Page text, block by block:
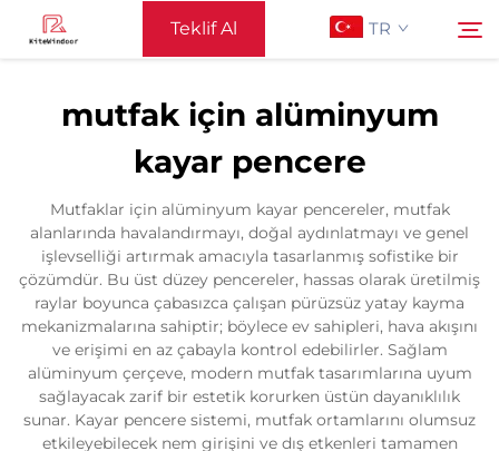
Teklif Al TR
Destek
Ürünler
Uygulama
Haberler
mutfak için alüminyum
kayar pencere
Mutfaklar için alüminyum kayar pencereler, mutfak
alanlarında havalandırmayı, doğal aydınlatmayı ve genel
işlevselliği artırmak amacıyla tasarlanmış sofistike bir
çözümdür. Bu üst düzey pencereler, hassas olarak üretilmiş
raylar boyunca çabasızca çalışan pürüzsüz yatay kayma
mekanizmalarına sahiptir; böylece ev sahipleri, hava akışını
ve erişimi en az çabayla kontrol edebilirler. Sağlam
alüminyum çerçeve, modern mutfak tasarımlarına uyum
sağlayacak zarif bir estetik korurken üstün dayanıklılık
sunar. Kayar pencere sistemi, mutfak ortamlarını olumsuz
etkileyebilecek nem girişini ve dış etkenleri tamamen